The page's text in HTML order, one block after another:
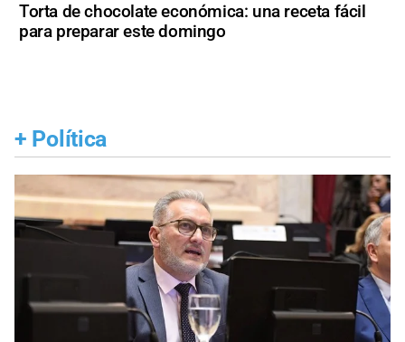
Torta de chocolate económica: una receta fácil
para preparar este domingo
+ Política